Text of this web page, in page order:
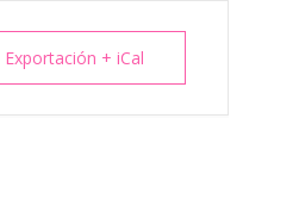
Exportación + iCal